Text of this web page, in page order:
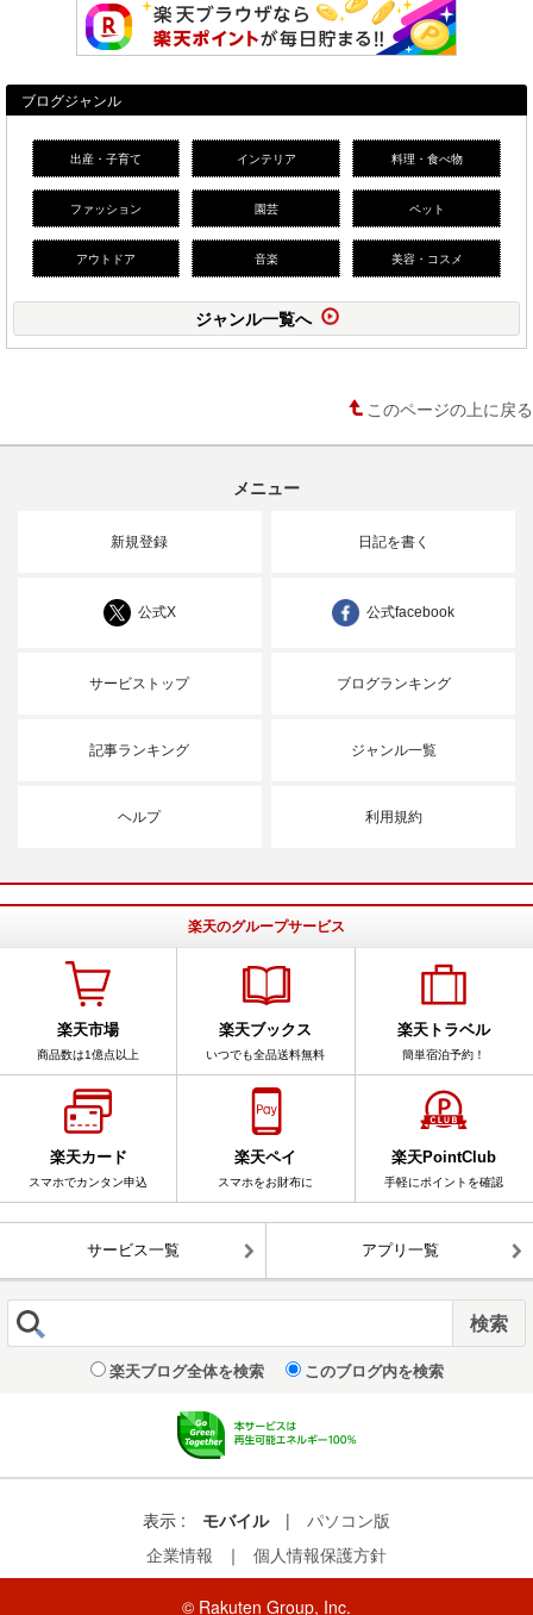
ブログジャンル
出産・子育て インテリア 料理・食べ物
ファッション 園芸 ペット
アウトドア 音楽 美容・コスメ
ジャンル一覧へ
このページの上に戻る
メニュー
新規登録 日記を書く
公式X 公式facebook
サービストップ ブログランキング
記事ランキング ジャンル一覧
ヘルプ 利用規約
楽天のグループサービス
楽天市場
商品数は1億点以上
楽天ブックス
いつでも全品送料無料
楽天トラベル
簡単宿泊予約！
楽天カード
スマホでカンタン申込
楽天ペイ
スマホをお財布に
楽天PointClub
手軽にポイントを確認
サービス一覧 アプリ一覧
楽天ブログ全体を検索 このブログ内を検索
表示 : モバイル |
パソコン版
企業情報
｜ 個人情報保護方針
© Rakuten Group, Inc.